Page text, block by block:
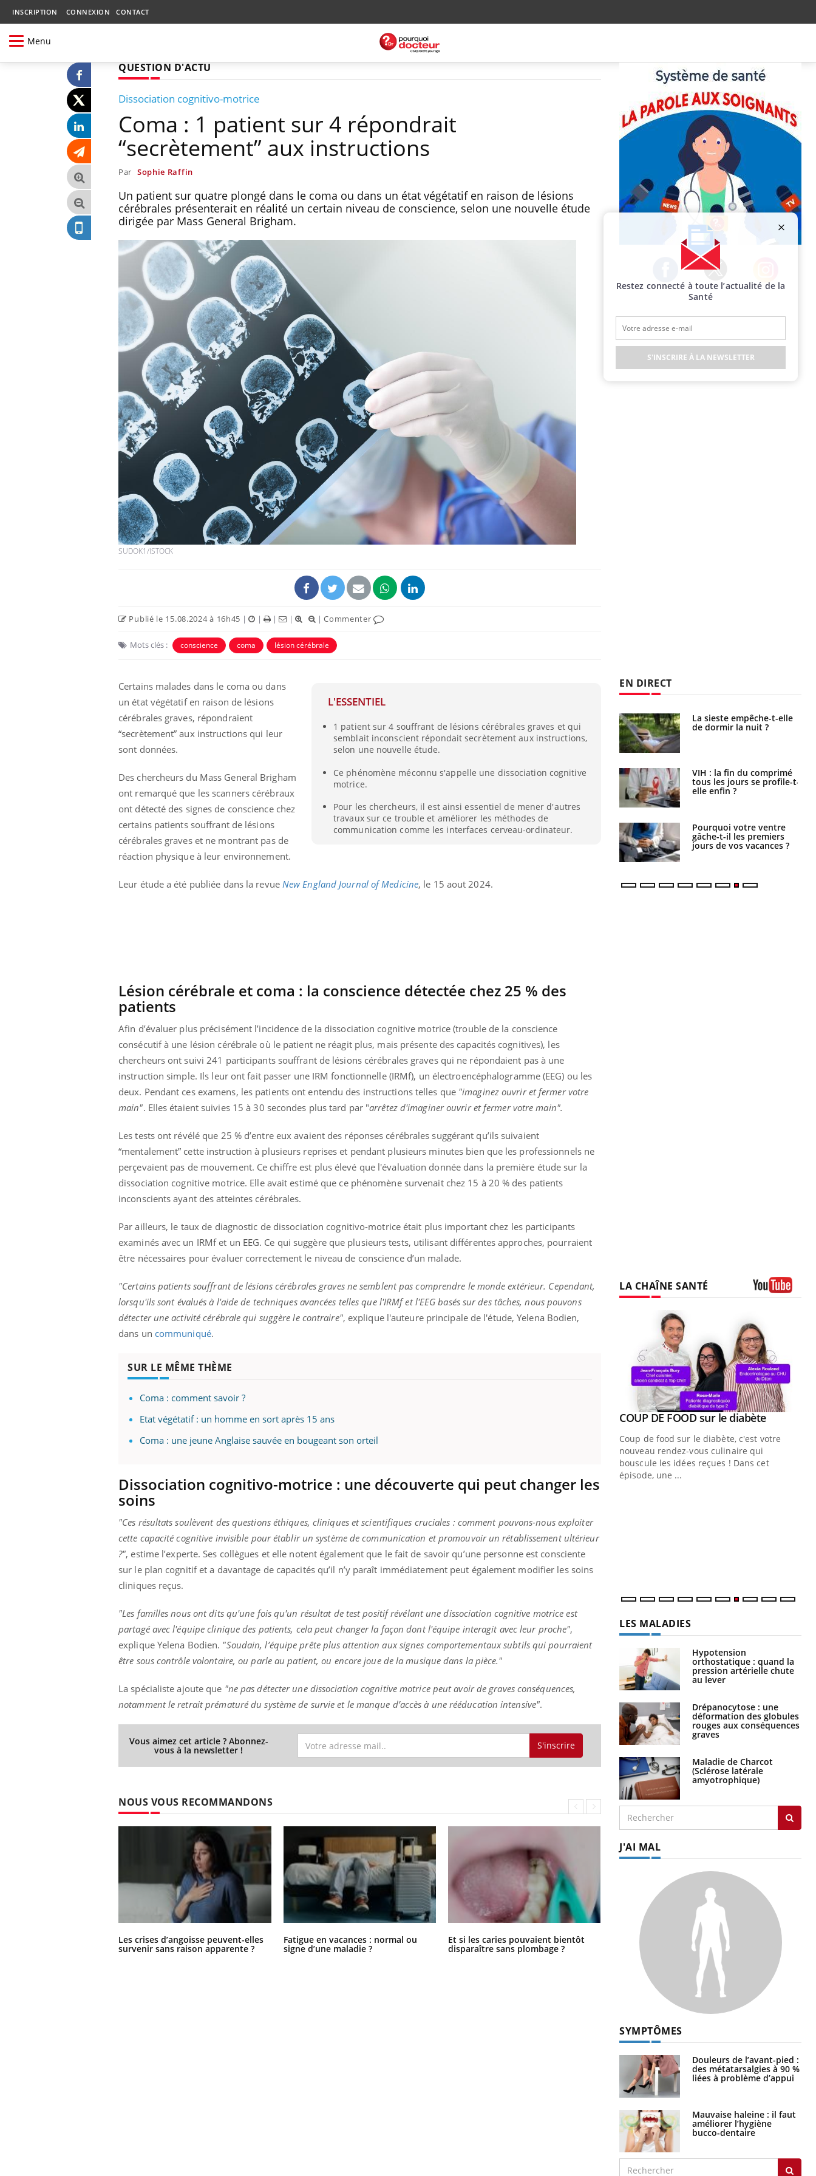
INSCRIPTION CONNEXION CONTACT
Menu
QUESTION D'ACTU
Dissociation cognitivo-motrice
Coma : 1 patient sur 4 répondrait
“secrètement” aux instructions
Par Sophie Raffin
Un patient sur quatre plongé dans le coma ou dans un état végétatif en raison de lésions
cérébrales présenterait en réalité un certain niveau de conscience, selon une nouvelle étude
dirigée par Mass General Brigham.
SUDOK1/ISTOCK
Publié le 15.08.2024 à 16h45 | | | | |Commenter
Mots clés : conscience coma lésion cérébrale
L'ESSENTIEL
1 patient sur 4 souffrant de lésions cérébrales graves et qui
semblait inconscient répondait secrètement aux instructions,
selon une nouvelle étude.
Ce phénomène méconnu s'appelle une dissociation cognitive
motrice.
Pour les chercheurs, il est ainsi essentiel de mener d'autres
travaux sur ce trouble et améliorer les méthodes de
communication comme les interfaces cerveau-ordinateur.
Certains malades dans le coma ou dans
un état végétatif en raison de lésions
cérébrales graves, répondraient
“secrètement” aux instructions qui leur
sont données.
Des chercheurs du Mass General Brigham
ont remarqué que les scanners cérébraux
ont détecté des signes de conscience chez
certains patients souffrant de lésions
cérébrales graves et ne montrant pas de
réaction physique à leur environnement.
Leur étude a été publiée dans la revue New England Journal of Medicine, le 15 aout 2024.
Lésion cérébrale et coma : la conscience détectée chez 25 % des
patients
Afin d’évaluer plus précisément l’incidence de la dissociation cognitive motrice (trouble de la conscience
consécutif à une lésion cérébrale où le patient ne réagit plus, mais présente des capacités cognitives), les
chercheurs ont suivi 241 participants souffrant de lésions cérébrales graves qui ne répondaient pas à une
instruction simple. Ils leur ont fait passer une IRM fonctionnelle (IRMf), un électroencéphalogramme (EEG) ou les
deux. Pendant ces examens, les patients ont entendu des instructions telles que "imaginez ouvrir et fermer votre
main". Elles étaient suivies 15 à 30 secondes plus tard par "arrêtez d'imaginer ouvrir et fermer votre main".
Les tests ont révélé que 25 % d’entre eux avaient des réponses cérébrales suggérant qu’ils suivaient
“mentalement” cette instruction à plusieurs reprises et pendant plusieurs minutes bien que les professionnels ne
perçevaient pas de mouvement. Ce chiffre est plus élevé que l'évaluation donnée dans la première étude sur la
dissociation cognitive motrice. Elle avait estimé que ce phénomène survenait chez 15 à 20 % des patients
inconscients ayant des atteintes cérébrales.
Par ailleurs, le taux de diagnostic de dissociation cognitivo-motrice était plus important chez les participants
examinés avec un IRMf et un EEG. Ce qui suggère que plusieurs tests, utilisant différentes approches, pourraient
être nécessaires pour évaluer correctement le niveau de conscience d’un malade.
"Certains patients souffrant de lésions cérébrales graves ne semblent pas comprendre le monde extérieur. Cependant,
lorsqu'ils sont évalués à l'aide de techniques avancées telles que l'IRMf et l'EEG basés sur des tâches, nous pouvons
détecter une activité cérébrale qui suggère le contraire", explique l'auteure principale de l'étude, Yelena Bodien,
dans un communiqué.
SUR LE MÊME THÈME
Coma : comment savoir ?
Etat végétatif : un homme en sort après 15 ans
Coma : une jeune Anglaise sauvée en bougeant son orteil
Dissociation cognitivo-motrice : une découverte qui peut changer les
soins
"Ces résultats soulèvent des questions éthiques, cliniques et scientifiques cruciales : comment pouvons-nous exploiter
cette capacité cognitive invisible pour établir un système de communication et promouvoir un rétablissement ultérieur
?", estime l’experte. Ses collègues et elle notent également que le fait de savoir qu’une personne est consciente
sur le plan cognitif et a davantage de capacités qu’il n’y paraît immédiatement peut également modifier les soins
cliniques reçus.
"Les familles nous ont dits qu'une fois qu'un résultat de test positif révélant une dissociation cognitive motrice est
partagé avec l'équipe clinique des patients, cela peut changer la façon dont l'équipe interagit avec leur proche",
explique Yelena Bodien. "Soudain, l’équipe prête plus attention aux signes comportementaux subtils qui pourraient
être sous contrôle volontaire, ou parle au patient, ou encore joue de la musique dans la pièce."
La spécialiste ajoute que "ne pas détecter une dissociation cognitive motrice peut avoir de graves conséquences,
notamment le retrait prématuré du système de survie et le manque d’accès à une rééducation intensive".
Vous aimez cet article ? Abonnez-
vous à la newsletter ! S'inscrire
NOUS VOUS RECOMMANDONS
Les crises d’angoisse peuvent-elles
survenir sans raison apparente ?
Fatigue en vacances : normal ou
signe d’une maladie ?
Et si les caries pouvaient bientôt
disparaître sans plombage ?
Éclipse solaire du 12 août : “Des
verres adaptés, c'est indispensable
pour la santé des yeux”
Facebook Twitter Instagram
EN DIRECT
Hantavirus : un cas
détecté chez un touriste
en France
Mortalité infantile : un
rapport s’interroge sur
son taux élevé en France
Grossesse à risque : ce jus
naturel attire l'attention
des chercheurs
écrans en vacances ?
Toujours connectés :
comment le travail
empiète de plus en plus
Cancer colorectal : une
stratégie simple aurait
West Nile : que se passe-
t-il dans le sud de la
France ?
Les médicaments GLP-1
protègent-ils aussi les os
Cytomégalovirus : ce qui
change dans la prise en
La sieste empêche-t-elle
de dormir la nuit ?
VIH : la fin du comprimé
tous les jours se profile-t-
elle enfin ?
Pourquoi votre ventre
gâche-t-il les premiers
jours de vos vacances ?
LA CHAÎNE SANTÉ
Eczéma Chronique des Mains : se
préparer pour l’été !Youtube
Youtube
Diabète & Ramadan 2026
Le Ramadan approche, et, pour de
santé : l'utilisation d'un « jumeau
Youtube
COUP DE FOOD sur le diabèteYoutube
Coup de food sur le diabète, c'est votre
nouveau rendez-vous culinaire qui
bouscule les idées reçues ! Dans cet
épisode, une ...
LES MALADIES
Hypotension
orthostatique : quand la
pression artérielle chute
au lever
Drépanocytose : une
déformation des globules
rouges aux conséquences
graves
Maladie de Charcot
(Sclérose latérale
amyotrophique)
J'AI MAL
SYMPTÔMES
Douleurs de l’avant-pied :
des métatarsalgies à 90 %
liées à problème d’appui
Mauvaise haleine : il faut
améliorer l’hygiène
bucco-dentaire
Restez connecté à toute l’actualité de la
Santé
S'INSCRIRE À LA NEWSLETTER